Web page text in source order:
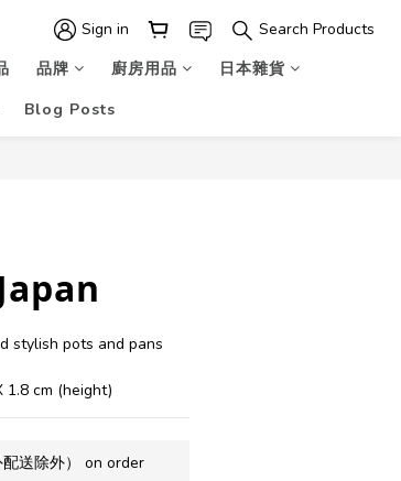
Sign in
Search Products
品牌 廚房用品
日本雜貨
Blog Posts
stylish pots and pans
1.8 cm (height)
送除外） on order